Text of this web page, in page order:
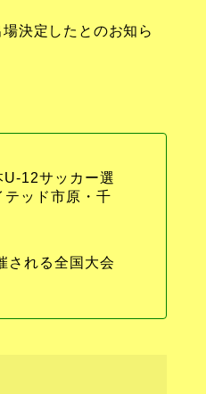
決定したとのお知ら
12サッカー選
ッド市原・千
される全国大会